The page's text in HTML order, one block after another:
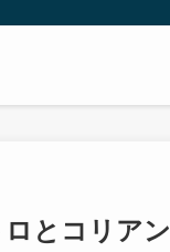
とコリア